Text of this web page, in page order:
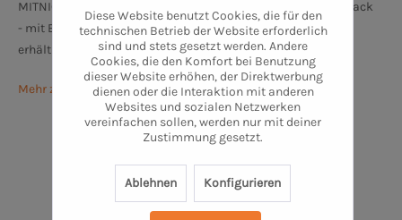
MITNIG bietet für jeden Gin-Liebhaber den richtigen Geschmack
- mit Bremer Note. Da alle Gin Sorten auch in kleiner Größe
erhältlich sind, bietet sich das Durchprobieren förmlich an!
Mehr zu MITNIG - KALBHENN OHG
Diese Website benutzt Cookies, die für den
technischen Betrieb der Website erforderlich
sind und stets gesetzt werden. Andere
Cookies, die den Komfort bei Benutzung
dieser Website erhöhen, der Direktwerbung
dienen oder die Interaktion mit anderen
Websites und sozialen Netzwerken
vereinfachen sollen, werden nur mit deiner
Zustimmung gesetzt.
Ablehnen Konfigurieren